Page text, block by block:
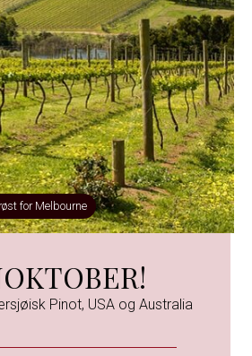
for Melbourne
Pinot, USA og Australia